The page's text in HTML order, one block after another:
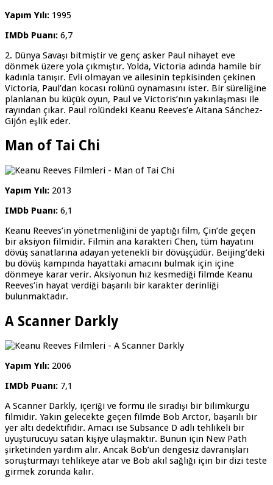
Yapım Yılı: 1995
IMDb Puanı: 6,7
2. Dünya Savaşı bitmiştir ve genç asker Paul nihayet eve
dönmek üzere yola çıkmıştır. Yolda, Victoria adında hamile bir
kadınla tanışır. Evli olmayan ve ailesinin tepkisinden çekinen
Victoria, Paul’dan kocası rolünü oynamasını ister. Bir süreliğine
planlanan bu küçük oyun, Paul ve Victoris’nın yakınlaşması ile
rayından çıkar. Paul rolündeki Keanu Reeves’e Aitana Sánchez-
Gijón eşlik eder.
Man of Tai Chi
Yapım Yılı: 2013
IMDb Puanı: 6,1
Keanu Reeves’in yönetmenliğini de yaptığı film, Çin’de geçen
bir aksiyon filmidir. Filmin ana karakteri Chen, tüm hayatını
dövüş sanatlarına adayan yetenekli bir dövüşçüdür. Beijing’deki
bu dövüş kampında hayattaki amacını bulmak için içine
dönmeye karar verir. Aksiyonun hız kesmediği filmde Keanu
Reeves’in hayat verdiği başarılı bir karakter derinliği
bulunmaktadır.
A Scanner Darkly
Yapım Yılı: 2006
IMDb Puanı: 7,1
A Scanner Darkly, içeriği ve formu ile sıradışı bir bilimkurgu
filmidir. Yakın gelecekte geçen filmde Bob Arctor, başarılı bir
yer altı dedektifidir. Amacı ise Subsance D adlı tehlikeli bir
uyuşturucuyu satan kişiye ulaşmaktır. Bunun için New Path
şirketinden yardım alır. Ancak Bob’un dengesiz davranışları
soruşturmayı tehlikeye atar ve Bob akıl sağlığı için bir dizi teste
girmek zorunda kalır.